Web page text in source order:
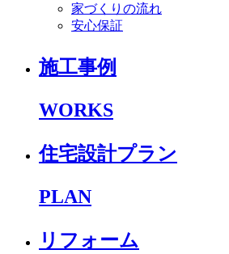
家づくりの流れ
安心保証
施工事例
WORKS
住宅設計プラン
PLAN
リフォーム